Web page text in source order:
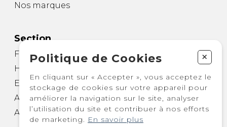
Nos marques
Section
Femme
Homme
Enfant
Autre
Accessoires
Politique de Cookies +
En cliquant sur « Accepter », vous acceptez le
stockage de cookies sur votre appareil pour
améliorer la navigation sur le site, analyser
l’utilisation du site et contribuer à nos efforts
de marketing. En savoir plus